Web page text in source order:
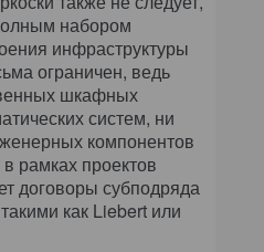
набором
инфраструктуры
ограничен, ведь
шкафных
систем, ни
компонентов
рамках проектов
договоры субподряда
как Liebert или